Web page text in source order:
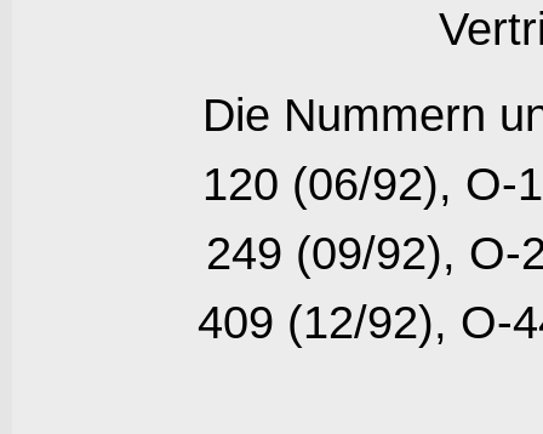
Die Nummern
120 (06/92), O-
249 (09/92), O-
409 (12/92), O-